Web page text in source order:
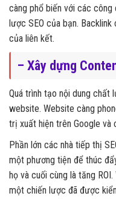
càng phổ biến với các
lược SEO của bạn.
của liên kết.
– Xây dựng
Quá trình tạo nội dung chất
website. Website càng
trị xuất hiện trên Google
Phần lớn các nhà tiếp thị
một phương tiện để thúc
họ và cuối cùng là tăng
một chiến lược đã được